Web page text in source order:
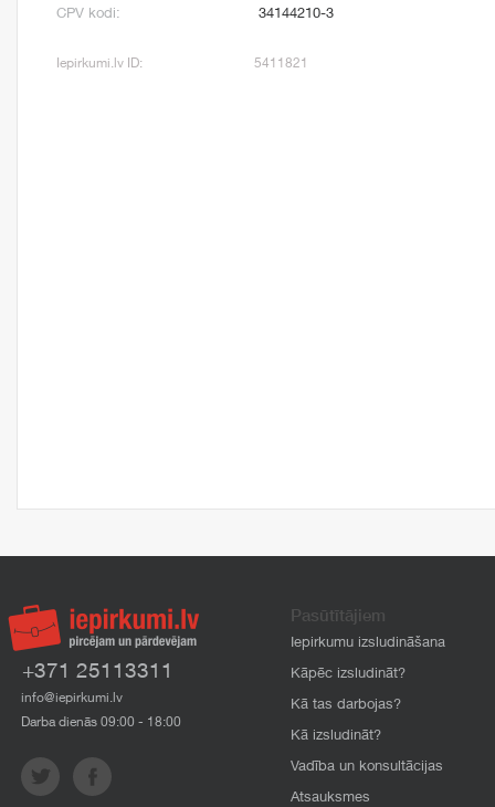
CPV kodi:
34144210-3
Iepirkumi.lv ID: 5411821
+371 25113311
info@iepirkumi.lv
Darba dienās 09:00 - 18:00
Pasūtītājiem
Iepirkumu izsludināšana
Kāpēc izsludināt?
Kā tas darbojas?
Kā izsludināt?
Vadība un konsultācijas
Atsauksmes